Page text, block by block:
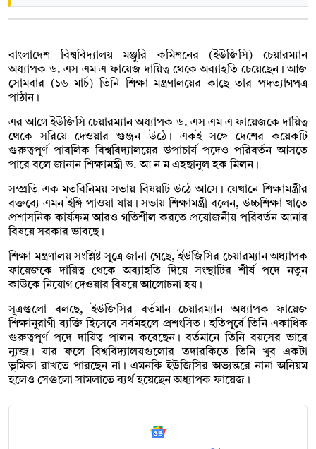
বাংলাদেশ বিশ্ববিদ্যালয় মঞ্জুরি কমিশনের (ইউজিসি) চেয়ারম্যান
অধ্যাপক ড. এস এম এ ফায়েজ দায়িত্ব থেকে অব্যাহতি চেয়েছেন। আজ
সোমবার (১৬ মার্চ) তিনি শিক্ষা মন্ত্রণালয়ের কাছে তার পদত্যাগপত্র
পাঠান।
এর আগে ইউজিসি চেয়ারম্যান অধ্যাপক ড. এস এম এ ফায়েজকে দায়িত্ব
থেকে সরিয়ে দেওয়ার গুঞ্জন উঠে। একই সঙ্গে দেশের কয়েকটি
গুরুত্বপূর্ণ পাবলিক বিশ্ববিদ্যালয়ের উপাচার্য পদেও পরিবর্তন আসতে
পারে বলে জানান শিক্ষামন্ত্রী ড. আ ন ম এহছানুল হক মিলন।
সম্প্রতি এক মতবিনিময় সভায় বিষয়টি উঠে আসে। যেখানে শিক্ষামন্ত্রীর
বক্তব্যে এমন ইঙ্গি পাওয়া যায়। সভায় শিক্ষামন্ত্রী বলেন, উচ্চশিক্ষা খাতে
প্রশাসনিক কার্যক্রম আরও গতিশীল করতে প্রয়োজনীয় পরিবর্তন আনার
বিষয়ে সরকার ভাবছে।
শিক্ষা মন্ত্রণালয় সংশ্লিষ্ট সূত্রে জানা গেছে, ইউজিসির চেয়ারম্যান অধ্যাপক
ফায়েজকে দায়িত্ব থেকে অব্যাহতি দিয়ে সংস্থাটির শীর্ষ পদে নতুন
কাউকে নিয়োগ দেওয়ার বিষয়ে আলোচনা হয়।
সূত্রগুলো বলছে, ইউজিসির বর্তমান চেয়ারম্যান অধ্যাপক ফায়েজ
শিক্ষানুরাগী ব্যক্তি হিসেবে সর্বমহলে প্রশংসিত। ইতিপূর্বে তিনি একাধিক
গুরুত্বপূর্ণ পদে দায়িত্ব পালন করেছেন। বর্তমানে তিনি বয়সের ভারে
ন্যূব্জ। যার ফলে বিশ্ববিদ্যালয়গুলোর তদারকিতে তিনি খুব একটা
ভূমিকা রাখতে পারছেন না। এমনকি ইউজিসির অভ্যন্তরে নানা অনিয়ম
হলেও সেগুলো সামলাতে ব্যর্থ হয়েছেন অধ্যাপক ফায়েজ।